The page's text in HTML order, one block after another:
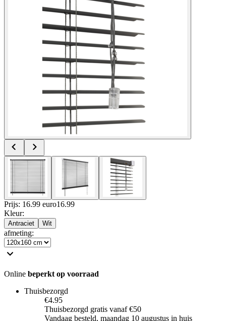
Prijs: 16.99 euro16.99
Kleur:
Antraciet Wit
afmeting:
Online beperkt op voorraad
Thuisbezorgd
€4.95
Thuisbezorgd gratis vanaf €50
Vandaag besteld, maandag 10 augustus in huis